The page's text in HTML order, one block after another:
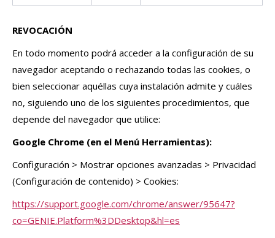
REVOCACIÓN
En todo momento podrá acceder a la configuración de su
navegador aceptando o rechazando todas las cookies, o
bien seleccionar aquéllas cuya instalación admite y cuáles
no, siguiendo uno de los siguientes procedimientos, que
depende del navegador que utilice:
Google Chrome (en el Menú Herramientas):
Configuración > Mostrar opciones avanzadas > Privacidad
(Configuración de contenido) > Cookies:
https://support.google.com/chrome/answer/95647?
co=GENIE.Platform%3DDesktop&hl=es